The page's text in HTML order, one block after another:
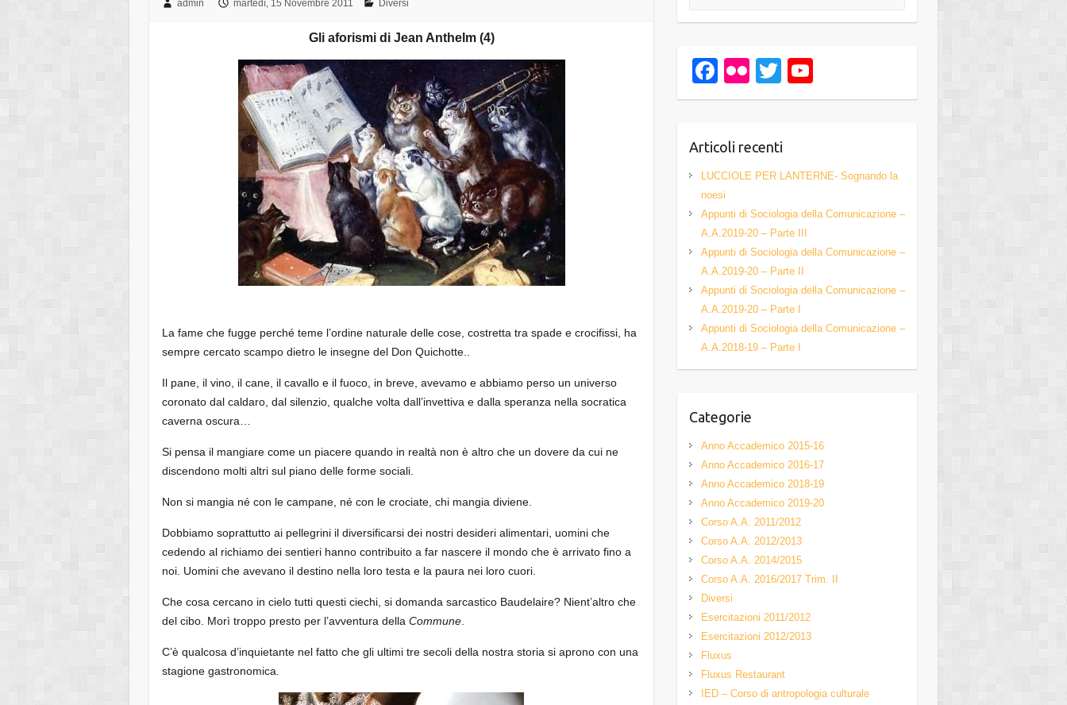
admin martedì, 15 Novembre 2011 Diversi
Gli aforismi di Jean Anthelm (4)
La fame che fugge perché teme l’ordine naturale delle cose, costretta tra spade e crocifissi, ha
sempre cercato scampo dietro le insegne del Don Quichotte..
Il pane, il vino, il cane, il cavallo e il fuoco, in breve, avevamo e abbiamo perso un universo
coronato dal caldaro, dal silenzio, qualche volta dall’invettiva e dalla speranza nella socratica
caverna oscura…
Si pensa il mangiare come un piacere quando in realtà non è altro che un dovere da cui ne
discendono molti altri sul piano delle forme sociali.
Non si mangia né con le campane, né con le crociate, chi mangia diviene.
Dobbiamo soprattutto ai pellegrini il diversificarsi dei nostri desideri alimentari, uomini che
cedendo al richiamo dei sentieri hanno contribuito a far nascere il mondo che è arrivato fino a
noi. Uomini che avevano il destino nella loro testa e la paura nei loro cuori.
Che cosa cercano in cielo tutti questi ciechi, si domanda sarcastico Baudelaire? Nient’altro che
del cibo. Morì troppo presto per l’avventura dellaCommune
C’è qualcosa d’inquietante nel fatto che gli ultimi tre secoli della nostra storia si aprono con una
stagione gastronomica.
F
a
e
b
o
o
k
Fl
ic
T
wi
er
o
u
e
C
a
n
el
Articoli recenti
LUCCIOLE PER LANTERNE- Sognando la
noesi
Appunti di Sociologia della Comunicazione –
A.A.2019-20 – Parte III
Appunti di Sociologia della Comunicazione –
A.A.2019-20 – Parte II
Appunti di Sociologia della Comunicazione –
A.A.2019-20 – Parte I
Appunti di Sociologia della Comunicazione –
A.A.2018-19 – Parte I
Categorie
Anno Accademico 2015-16
Anno Accademico 2016-17
Anno Accademico 2018-19
Anno Accademico 2019-20
Corso A.A. 2011/2012
Corso A.A. 2012/2013
Corso A.A. 2014/2015
Corso A.A. 2016/2017 Trim. II
Diversi
Esercitazioni 2011/2012
Esercitazioni 2012/2013
Fluxus
Fluxus Restaurant
IED – Corso di antropologia culturale